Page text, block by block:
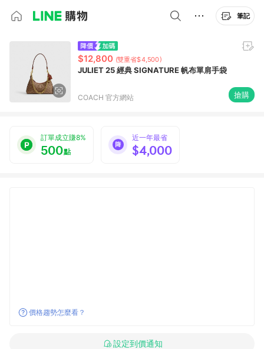
筆記
$12,800 (雙重省$4,500)
JULIET 25 經典 SIGNATURE 帆布單肩手袋
COACH 官方網站 搶購
訂單成立賺8%
500點
近一年最省
$4,000
價格趨勢怎麼看？
設定到價通知